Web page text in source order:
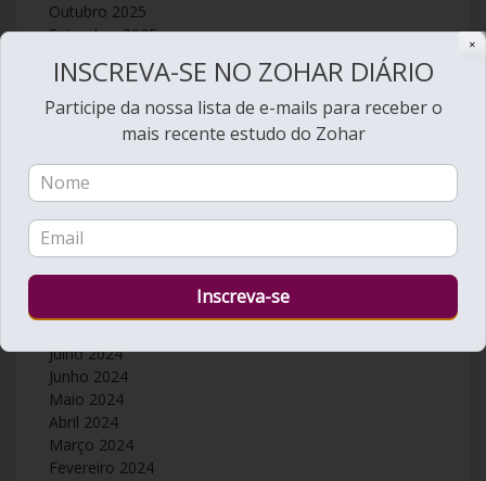
Outubro 2025
Setembro 2025
Julho 2025
Junho 2025
Maio 2025
Março 2025
Fevereiro 2025
Janeiro 2025
Dezembro 2024
Novembro 2024
Julho 2024
Junho 2024
Maio 2024
Abril 2024
Março 2024
Fevereiro 2024
✕
INSCREVA-SE NO ZOHAR DIÁRIO
Participe da nossa lista de e-mails para receber o
mais recente estudo do Zohar